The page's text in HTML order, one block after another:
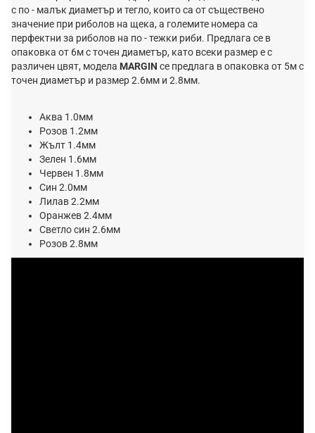
с по - малък диаметър и тегло, които са от съществено
значение при риболов на щека, а големите номера са
перфектни за риболов на по - тежки риби. Предлага се в
опаковка от 6м с точен диаметър, като всеки размер е с
различен цвят, модела MARGIN се предлага в опаковка от 5м с
точен диаметър и размер 2.6мм и 2.8мм.
Аква 1.0мм
Розов 1.2мм
Жълт 1.4мм
Зелен 1.6мм
Червен 1.8мм
Син 2.0мм
Лилав 2.2мм
Оранжев 2.4мм
Светло син 2.6мм
Розов 2.8мм